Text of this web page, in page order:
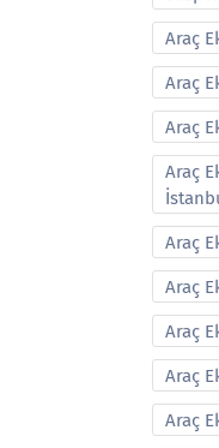
Araç
Araç
Araç
Araç
Araç
Araç
Araç
Araç
Araç